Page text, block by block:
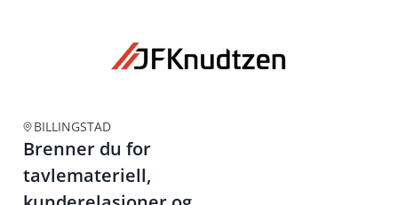
BILLINGSTAD
Brenner du for
tavlemateriell,